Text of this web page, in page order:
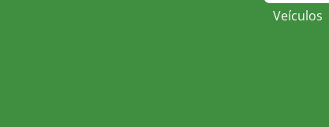
Veículos